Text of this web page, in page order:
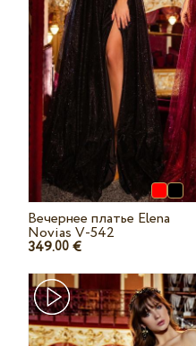
Вечернее платье Elena
Novias V-542
349.00 €